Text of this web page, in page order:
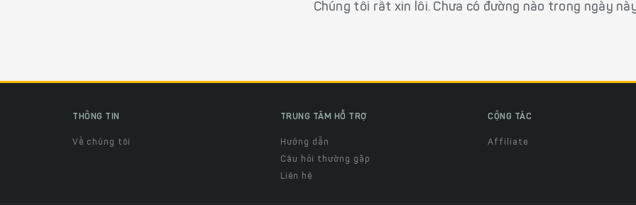
Chúng tôi rất xin lỗi. Chưa có đường nào trong ngày
THÔNG TIN
Về chúng tôi
TRUNG TÂM HỖ TRỢ
Hướng dẫn
Câu hỏi thường gặp
Liên hệ
CỘNG TÁC
Affiliate